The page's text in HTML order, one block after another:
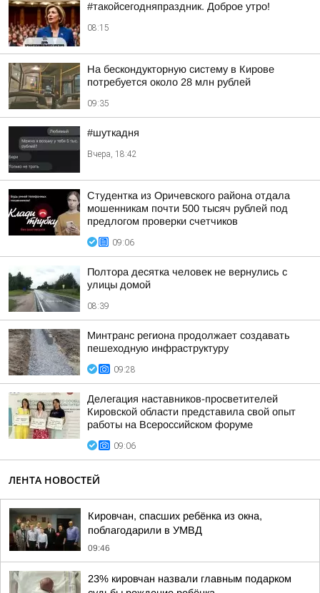
#такойсегодняпраздник. Доброе утро!
08:15
На бескондукторную систему в Кирове
потребуется около 28 млн рублей
09:35
#шуткадня
Вчера, 18:42
Студентка из Оричевского района отдала
мошенникам почти 500 тысяч рублей под
предлогом проверки счетчиков
09:06
Полтора десятка человек не вернулись с
улицы домой
08:39
Минтранс региона продолжает создавать
пешеходную инфраструктуру
09:28
Делегация наставников-просветителей
Кировской области представила свой опыт
работы на Всероссийском форуме
09:06
ЛЕНТА НОВОСТЕЙ
Кировчан, спасших ребёнка из окна,
поблагодарили в УМВД
09:46
23% кировчан назвали главным подарком